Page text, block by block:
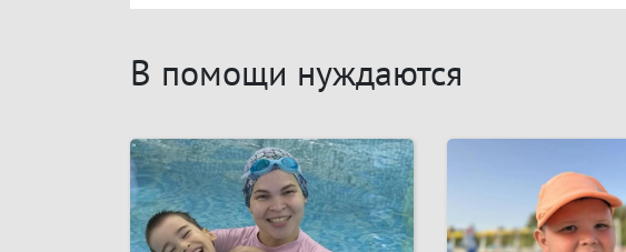
В помощи нуждаются